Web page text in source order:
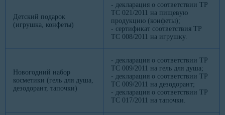
Детский подарок
(игрушка, конфеты)
- декларация о соответствии ТР
ТС 021/2011 на пищевую
продукцию (конфеты);
- сертификат соответствия ТР
ТС 008/2011 на игрушку.
Новогодний набор
косметики (гель для душа,
дезодорант, тапочки)
- декларация о соответствии ТР
ТС 009/2011 на гель для душа;
- декларация о соответствии ТР
ТС 009/2011 на дезодорант;
- декларация о соответствии ТР
ТС 017/2011 на тапочки.